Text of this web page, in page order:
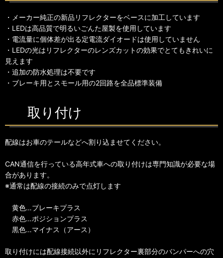
・メーカー純正の新品リフレクターをベースに加工しています
・LEDは高品質で明るいごんた屋製を使用しています
・電流量に個体差が出る定電流ダイオードは使用していません
・LEDの光はリフレクターのレンズカットの効果でとてもきれいに
見えます
・追加の防水処理は不要です
・ブレーキ用とスモール用の2回路を全品標準装備
取り付け
配線はお車のテールなどへ割り込ませてください。
CAN通信を行っている高年式車への取り付けは専門知識が必要な場
合があります。
※通常は配線の接続のみで点灯します
黄色…ブレーキプラス
赤色…ポジションプラス
黒色…マイナス（アース）
取り付けには配線接続以外にリフレクター裏部分のバンパーへの穴